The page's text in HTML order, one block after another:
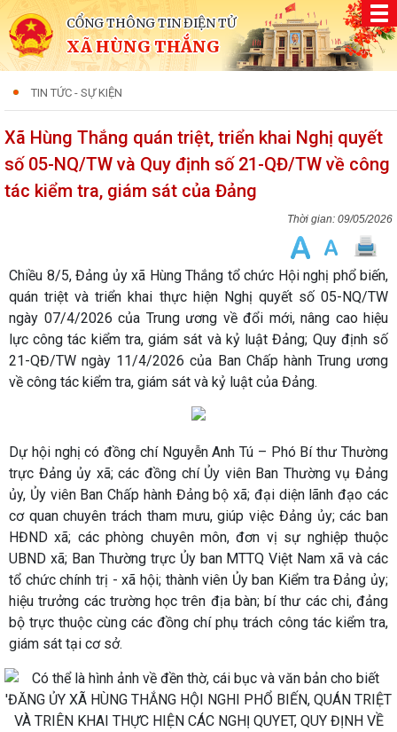
CỔNG THÔNG TIN ĐIỆN TỬ
XÃ HÙNG THẮNG
TIN TỨC - SỰ KIỆN
Xã Hùng Thắng quán triệt, triển khai Nghị quyết
số 05-NQ/TW và Quy định số 21-QĐ/TW về công
tác kiểm tra, giám sát của Đảng
09/05/2026
Chiều 8/5, Đảng ủy xã Hùng Thắng tổ chức Hội nghị phổ biến,
quán triệt và triển khai thực hiện Nghị quyết số 05-NQ/TW
ngày 07/4/2026 của Trung ương về đổi mới, nâng cao hiệu
lực công tác kiểm tra, giám sát và kỷ luật Đảng; Quy định số
21-QĐ/TW ngày 11/4/2026 của Ban Chấp hành Trung ương
về công tác kiểm tra, giám sát và kỷ luật của Đảng.
Dự hội nghị có đồng chí Nguyễn Anh Tú – Phó Bí thư Thường
trực Đảng ủy xã; các đồng chí Ủy viên Ban Thường vụ Đảng
ủy, Ủy viên Ban Chấp hành Đảng bộ xã; đại diện lãnh đạo các
cơ quan chuyên trách tham mưu, giúp việc Đảng ủy; các ban
HĐND xã; các phòng chuyên môn, đơn vị sự nghiệp thuộc
UBND xã; Ban Thường trực Ủy ban MTTQ Việt Nam xã và các
tổ chức chính trị - xã hội; thành viên Ủy ban Kiểm tra Đảng ủy;
hiệu trưởng các trường học trên địa bàn; bí thư các chi, đảng
bộ trực thuộc cùng các đồng chí phụ trách công tác kiểm tra,
giám sát tại cơ sở.